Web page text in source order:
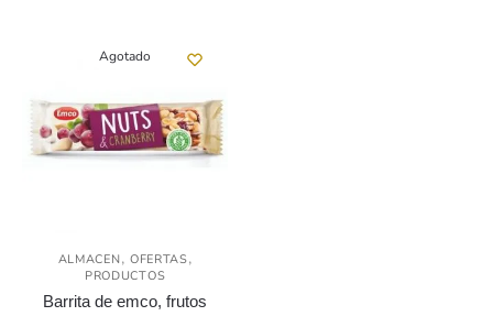
Agotado
ALMACEN, OFERTAS,
PRODUCTOS
Barrita de emco, frutos